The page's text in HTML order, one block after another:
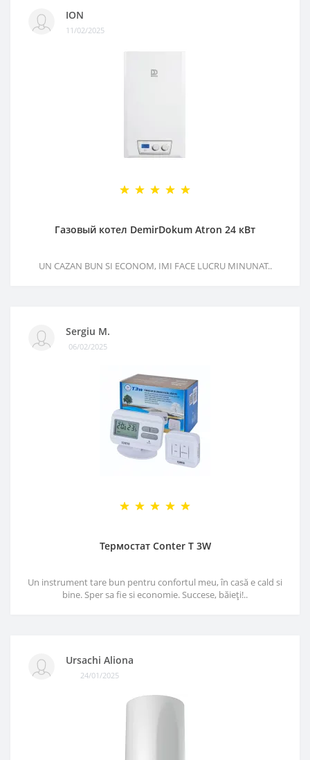
ION
11/02/2025
Газовый котел DemirDokum Atron 24 кВт
UN CAZAN BUN SI ECONOM, IMI FACE LUCRU MINUNAT..
Sergiu M.
06/02/2025
Термостат Conter T 3W
Un instrument tare bun pentru confortul meu, în casă e cald si
bine. Sper sa fie si economie. Succese, băieți!..
Ursachi Aliona
24/01/2025